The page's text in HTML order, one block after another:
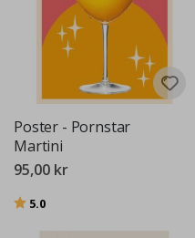
Poster - Pornstar
Martini
95,00 kr
Betyg:
5.0